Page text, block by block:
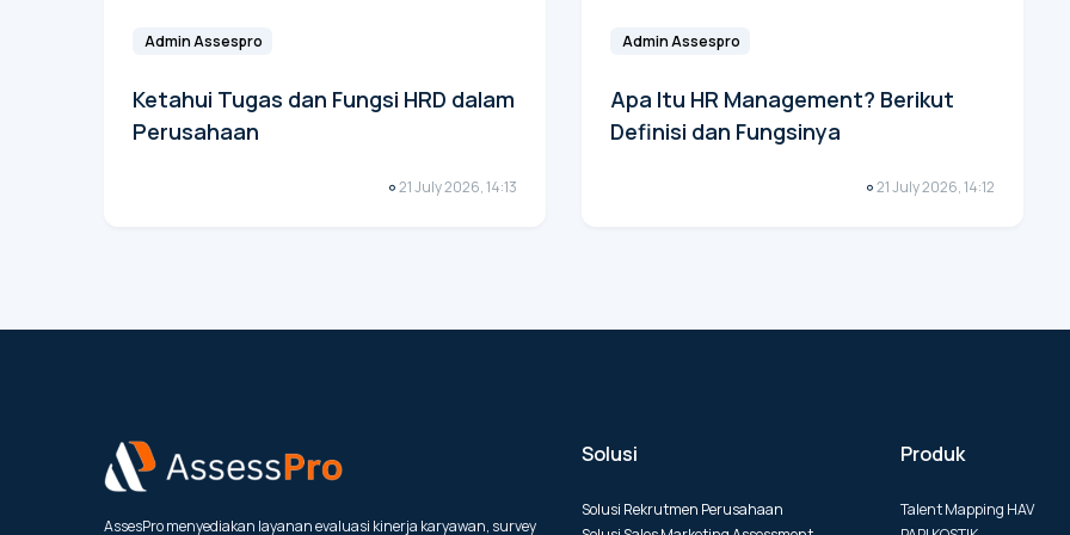
Admin Assespro
Ketahui Tugas dan Fungsi HRD dalam
Perusahaan
21 July 2026, 14:13
Admin Assespro
Apa Itu HR Management? Berikut
Definisi dan Fungsinya
21 July 2026, 14:12
AssesPro menyediakan layanan evaluasi kinerja karyawan, survey
Solusi
Solusi Rekrutmen Perusahaan
Produk
Talent Mapping HAV